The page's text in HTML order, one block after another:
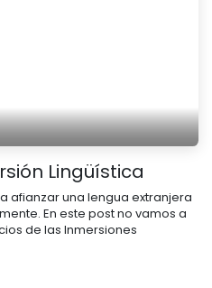
Lingüística
afianzar una lengua extranjera
En este post no vamos a
de las Inmersiones